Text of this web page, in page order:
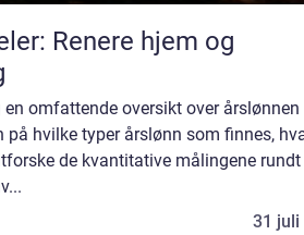
Renere hjem og
omfattende oversikt over
hvilke typer årslønn som finnes,
de kvantitative målingene rundt
31 juli